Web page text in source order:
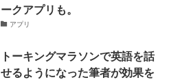
ークアプリも。
アプリ
トーキングマラソンで英語を話
せるようになった筆者が効果を